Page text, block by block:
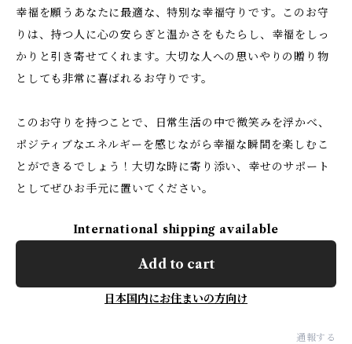
幸福を願うあなたに最適な、特別な幸福守りです。このお守
りは、持つ人に心の安らぎと温かさをもたらし、幸福をしっ
かりと引き寄せてくれます。大切な人への思いやりの贈り物
としても非常に喜ばれるお守りです。
このお守りを持つことで、日常生活の中で微笑みを浮かべ、
ポジティブなエネルギーを感じながら幸福な瞬間を楽しむこ
とができるでしょう！大切な時に寄り添い、幸せのサポート
としてぜひお手元に置いてください。
International shipping available
Add to cart
日本国内にお住まいの方向け
通報する